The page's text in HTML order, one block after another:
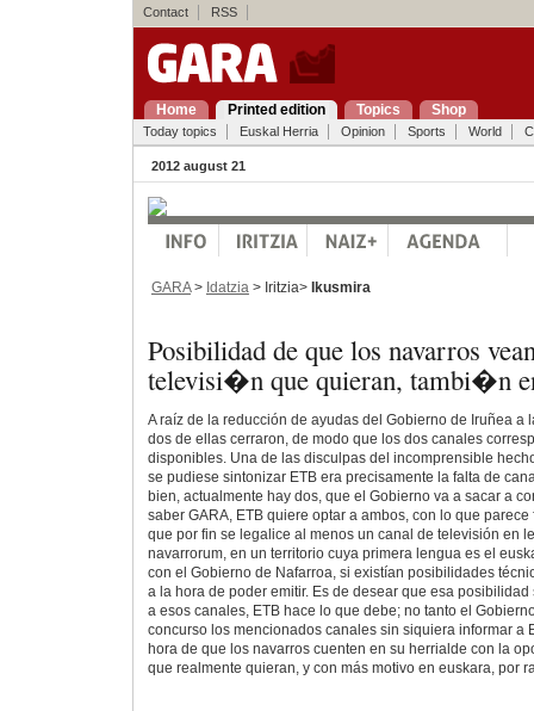
Contact RSS
Home Printed edition Topics Shop
Today topics Euskal Herria Opinion Sports World
2012 august 21
GARA> Idatzia > Iritzia> Ikusmira
Posibilidad de que los navarros
televisi�n que quieran, tambi�n
A raíz de la reducción de ayudas del Gobierno de Iruñea a
dos de ellas cerraron, de modo que los dos canales
disponibles. Una de las disculpas del incomprensible
se pudiese sintonizar ETB era precisamente la falta de
bien, actualmente hay dos, que el Gobierno va a sacar a
saber GARA, ETB quiere optar a ambos, con lo que
que por fin se legalice al menos un canal de televisión en
navarrorum, en un territorio cuya primera lengua es el
con el Gobierno de Nafarroa, si existían posibilidades
a la hora de poder emitir. Es de desear que esa
a esos canales, ETB hace lo que debe; no tanto el
concurso los mencionados canales sin siquiera informar a
hora de que los navarros cuenten en su herrialde con la
que realmente quieran, y con más motivo en euskara, por